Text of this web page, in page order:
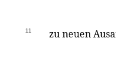
11 zu neuen